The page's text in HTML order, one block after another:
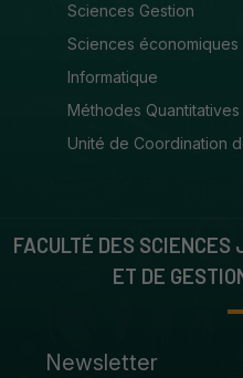
Sciences Gestion
Sciences économiques
Informatique
Méthodes Quantitatives
Unité de Coordination
FACULTÉ DES SCIENCES
ET DE
Newsletter